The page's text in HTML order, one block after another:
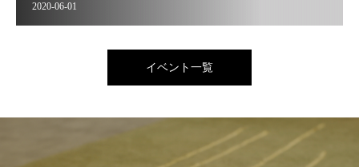
2020-06-01
イベント一覧